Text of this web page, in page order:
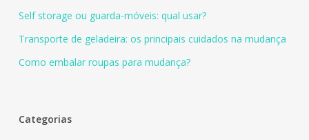
Self storage ou guarda-móveis: qual usar?
Transporte de geladeira: os principais cuidados na mudança
Como embalar roupas para mudança?
Categorias